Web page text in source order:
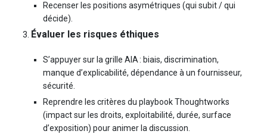
Recenser les positions asymétriques (qui subit / qui
décide).
Évaluer les risques éthiques
S’appuyer sur la grille AIA : biais, discrimination,
manque d’explicabilité, dépendance à un fournisseur,
sécurité.
Reprendre les critères du playbook Thoughtworks
(impact sur les droits, exploitabilité, durée, surface
d’exposition) pour animer la discussion.